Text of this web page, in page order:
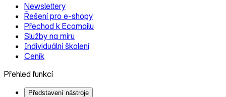
Newslettery
Řešení pro e‑shopy
Přechod k Ecomailu
Služby na míru
Individuální školení
Ceník
Přehled funkcí
Představení nástroje